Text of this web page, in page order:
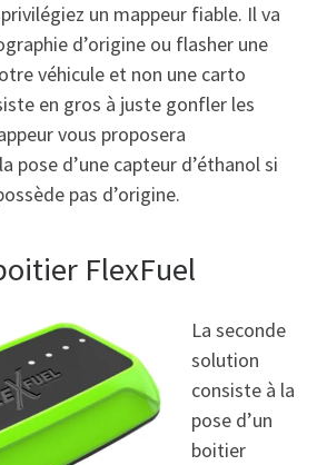
un mappeur fiable. Il va
d’origine ou flasher une
véhicule et non une carto
en gros à juste gonfler les
vous proposera
pose d’une capteur d’éthanol si
pas d’origine.
FlexFuel
La seconde
solution
consiste à la
pose d’un
boitier